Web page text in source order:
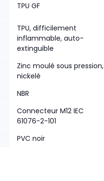
TPU GF
TPU, difficilement
inflammable, auto-
extinguible
Zinc moulé sous pression,
nickelé
NBR
Connecteur M12 IEC
61076-2-101
PVC noir